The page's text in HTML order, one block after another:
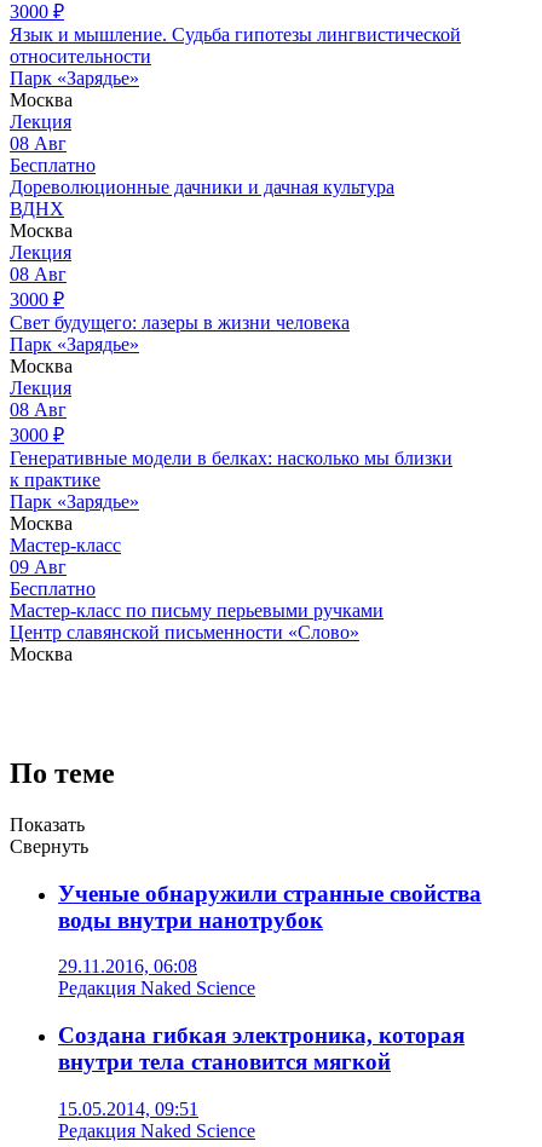
3000 ₽
Язык и мышление. Судьба гипотезы лингвистической
относительности
Парк «Зарядье»
Москва
Лекция
08 Авг
Бесплатно
Дореволюционные дачники и дачная культура
ВДНХ
Москва
Лекция
08 Авг
3000 ₽
Свет будущего: лазеры в жизни человека
Парк «Зарядье»
Москва
Лекция
08 Авг
3000 ₽
Генеративные модели в белках: насколько мы близки
к практике
Парк «Зарядье»
Москва
Мастер-класс
09 Авг
Бесплатно
Мастер-класс по письму перьевыми ручками
Центр славянской письменности «Слово»
Москва
По теме
Показать
Свернуть
Ученые обнаружили странные свойства
воды внутри нанотрубок
29.11.2016, 06:08
Редакция Naked Science
Создана гибкая электроника, которая
внутри тела становится мягкой
15.05.2014, 09:51
Редакция Naked Science